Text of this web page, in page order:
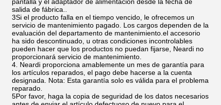
pantalla y el adaptador de alimentación desde la fecha de
salida de fábrica..
3Si el producto falla en el tiempo vencido, le ofrecemos un
servicio de mantenimiento pagado. Los cargos dependen de la
evaluación del departamento de mantenimiento.el accesorio
ha sido descontinuado, u otras condiciones incontrolables
pueden hacer que los productos no puedan fijarse, Neardi no
proporcionará servicio de mantenimiento.
4. Neardi proporciona amablemente un mes de garantía para
los artículos reparados, el pago debe hacerse a la cuenta
designada. Nota: Esta garantía solo es válida para el problema
reparado.
5Por favor, haga la copia de seguridad de los datos necesarios